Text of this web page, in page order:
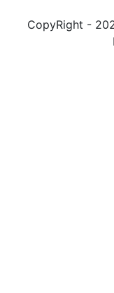
CopyRight -